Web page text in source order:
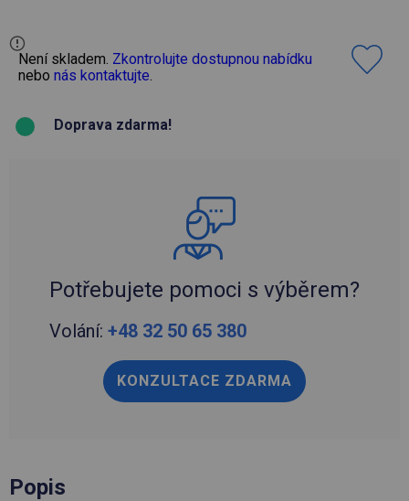
Není skladem. Zkontrolujte dostupnou nabídku
nebo nás kontaktujte.
Doprava zdarma!
Potřebujete pomoci s výběrem?
Volání: +48 32 50 65 380
KONZULTACE ZDARMA
Popis